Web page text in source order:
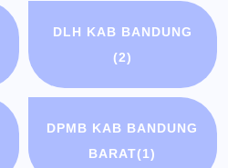
DLH KAB BANDUNG
(2)
DPMB KAB BANDUNG
BARAT(1)